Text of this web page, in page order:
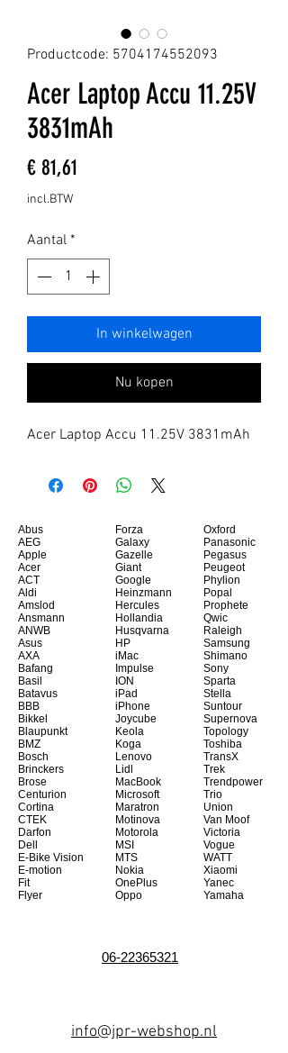
Productcode: 5704174552093
Acer Laptop Accu 11.25V
3831mAh
€ 81,61
incl.BTW
Aantal *
In winkelwagen
Nu kopen
Acer Laptop Accu 11.25V 3831mAh
Abus
AEG
Apple
Acer
ACT
Aldi
Amslod
Ansmann
ANWB
Asus
AXA
Bafang
Basil
Batavus
BBB
Bikkel
Blaupunkt
BMZ
Bosch
Brinckers
Brose
Centurion
Cortina
CTEK
Darfon
Dell
E-Bike Vision
E-motion
Fit
Flyer
Forza
Galaxy
Gazelle
Giant
Google
Heinzmann
Hercules
Hollandia
Husqvarna
HP
iMac
Impulse
ION
iPad
iPhone
Joycube
Keola
Koga
Lenovo
Lidl
MacBook
Microsoft
Maratron
Motinova
Motorola
MSI
MTS
Nokia
OnePlus
Oppo
Oxford
Panasonic
Pegasus
Peugeot
Phylion
Popal
Prophete
Qwic
Raleigh
Samsung
Shimano
Sony
Sparta
Stella
Suntour
Supernova
Topology
Toshiba
TransX
Trek
Trendpower
Trio
Union
Van Moof
Victoria
Vogue
WATT
Xiaomi
Yanec
Yamaha
06-22365321
info@jpr-webshop.nl